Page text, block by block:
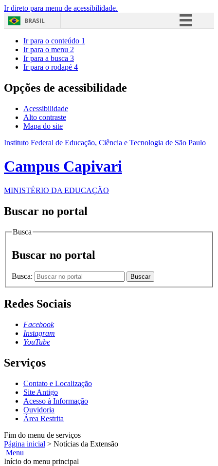
Ir direto para menu de acessibilidade.
BRASIL
Acesso à informação
Ir para o conteúdo 1
Ir para o menu 2
Ir para a busca 3
Ir para o rodapé 4
Opções de acessibilidade
Acessibilidade
Alto contraste
Mapa do site
Instituto Federal de Educação, Ciência e Tecnologia de São Paulo
Campus Capivari
MINISTÉRIO DA EDUCAÇÃO
Buscar no portal
Busca
Buscar no portal
Busca: Buscar
Redes Sociais
Facebook
Instagram
YouTube
Serviços
Contato e Localização
Site Antigo
Acesso à Informação
Ouvidoria
Área Restrita
Fim do menu de serviços
Página inicial > Notícias da Extensão
Menu
Início do menu principal